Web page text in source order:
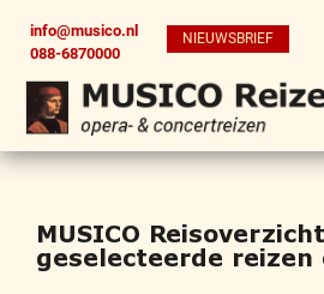
info@musico.nl
088-6870000
NIEUWSBRIEF
MUSICO
geselecteerde